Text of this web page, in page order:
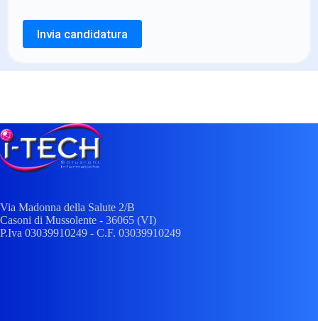
Via Madonna della Salute 2/B
Casoni di Mussolente - 36065 (VI)
P.Iva 03039910249 - C.F. 03039910249